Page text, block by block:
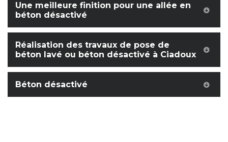
Une meilleure finition pour une allée en
béton désactivé
Réalisation des travaux de pose de
béton lavé ou béton désactivé à Ciadoux
Béton désactivé